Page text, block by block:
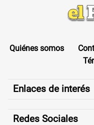
Quiénes somos
Enlaces de interés
Redes Sociales